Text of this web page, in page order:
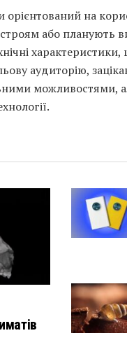
на
або планують
аудиторію,
можливостями,